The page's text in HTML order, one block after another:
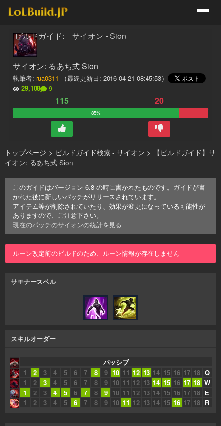
ビルドガイド: サイオン - Sion
サイオン: るあち式 Sion
執筆者: rua0311 （最終更新日: 2016-04-21 08:45:53）
29,108
9
115 20
85%
トップページ > ビルドガイド検索 - サイオン >
【ビルドガイド】サ
イオン: るあち式 Sion
このガイドはバージョン6.8 の時に書かれたものです。ガイドが書
かれた後に新しいパッチがリリースされています。
アイテム等が削除されていたり、効果が変更になっている可能性が
ありますので、ご注意下さい。
現在のパッチのサイオンの統計を見る
ルーン改定前のビルドのため、ルーン情報が存在しません
サモナースペル
スキルオーダー
パッシブ
1
2 3 4 5 6 7 8 9 10 11 12 13 14 15 16 17 18 Q
1
2 3 4 5 6 7 8 9 10 11 12 13 14 15 16 17 18 W
1
2 3 4 5 6 7 8 9 10 11 12 13 14 15 16 17 18 E
1
2 3 4 5 6 7 8 9 10 11 12 13 14 15 16 17 18 R